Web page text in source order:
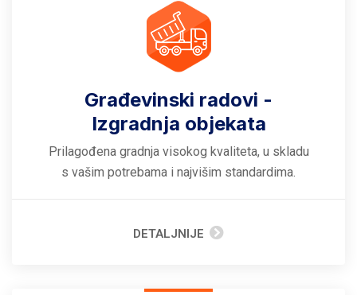
Građevinski radovi -
Izgradnja objekata
Prilagođena gradnja visokog kvaliteta, u skladu
s vašim potrebama i najvišim standardima.
DETALJNIJE